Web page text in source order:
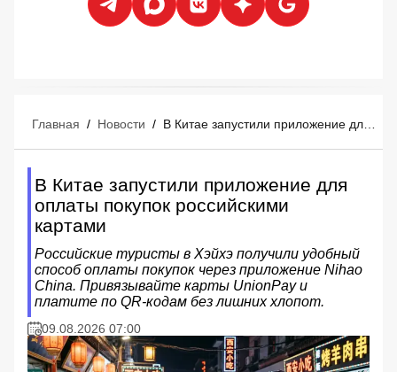
Главная / Новости / В Китае запустили приложение для оплаты покупок российскими картами
В Китае запустили приложение для
оплаты покупок российскими
картами
Российские туристы в Хэйхэ получили удобный
способ оплаты покупок через приложение Nihao
China. Привязывайте карты UnionPay и
платите по QR-кодам без лишних хлопот.
09.08.2026 07:00